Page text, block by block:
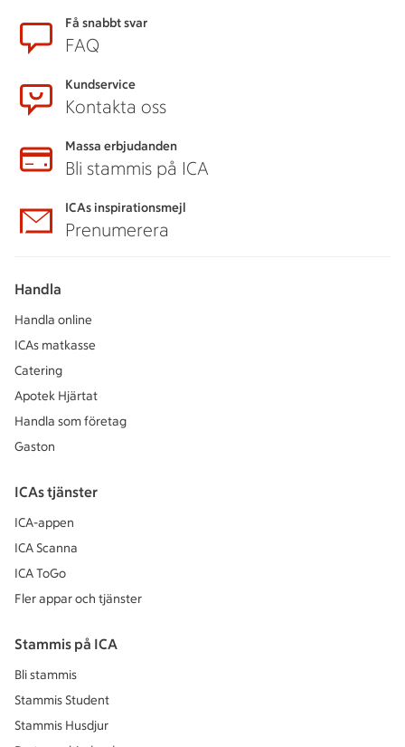
SidfotFå snabbt svar
FAQ
Kundservice
Kontakta oss
Massa erbjudanden
Bli stammis på ICA
ICAs inspirationsmejl
Prenumerera
Handla
Handla online
ICAs matkasse
Catering
Apotek Hjärtat
Handla som företag
Gaston
ICAs tjänster
ICA-appen
ICA Scanna
ICA ToGo
Fler appar och tjänster
Stammis på ICA
Bli stammis
Stammis Student
Stammis Husdjur